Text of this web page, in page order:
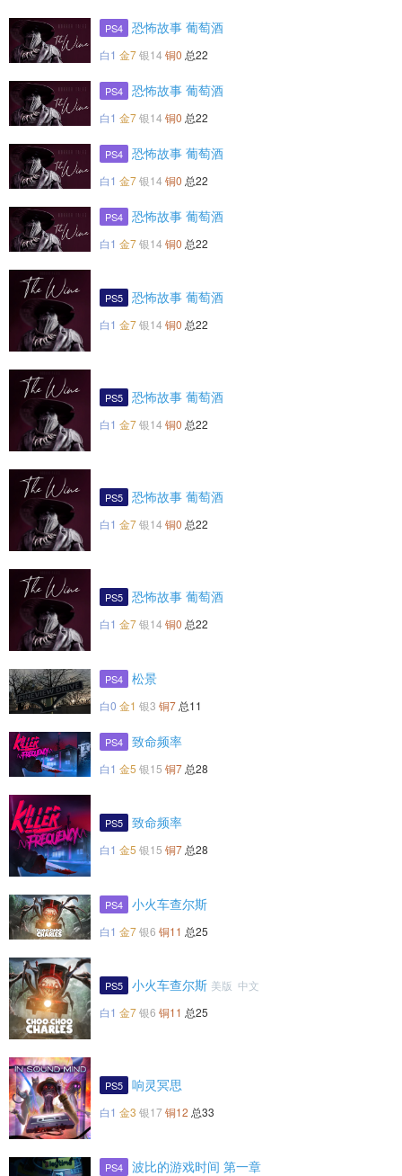
PS4 恐怖故事 葡萄酒‎
白1 金7银14 铜0 总22
PS4 恐怖故事 葡萄酒‎
白1 金7银14 铜0 总22
PS4 恐怖故事 葡萄酒‎
白1 金7银14 铜0 总22
PS4 恐怖故事 葡萄酒‎
白1 金7银14 铜0 总22
PS5 恐怖故事 葡萄酒‎
白1 金7银14 铜0 总22
PS5 恐怖故事 葡萄酒‎
白1 金7银14 铜0 总22
PS5 恐怖故事 葡萄酒‎
白1 金7银14 铜0 总22
PS5 恐怖故事 葡萄酒‎
白1 金7银14 铜0 总22
PS4 松景
白0 金1 银3 铜7 总11
PS4 致命频率
白1 金5 银15 铜7 总28
PS5 致命频率
白1 金5 银15 铜7 总28
PS4 小火车查尔斯
白1 金7银6 铜11 总25
PS5 小火车查尔斯 美版 中文
白1 金7银6 铜11 总25
PS5 响灵冥思
白1 金3 银17 铜12 总33
PS4 波比的游戏时间 第一章